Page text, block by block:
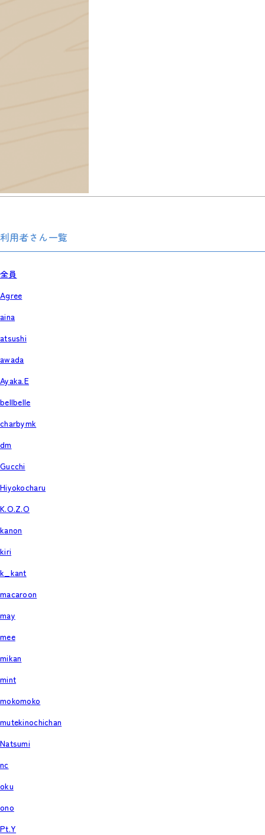
利用者さん一覧
全員
Agree
aina
atsushi
awada
Ayaka.E
bellbelle
charbymk
dm
Gucchi
Hiyokocharu
K.O.Z.O
kanon
kiri
k_kant
macaroon
may
mee
mikan
mint
mokomoko
mutekinochichan
Natsumi
nc
oku
ono
Pt.Y